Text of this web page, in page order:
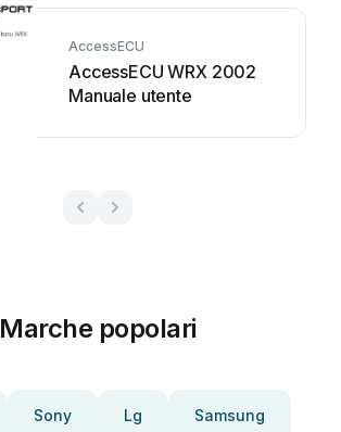
AccessECU
AccessECU WRX 2002
Manuale utente
Marche popolari
Sony Lg Samsung